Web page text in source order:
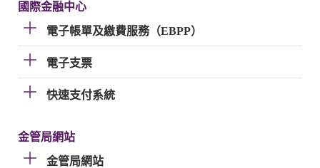
國際金融中心
電子帳單及繳費服務（EBPP）
電子支票
快速支付系統
金管局網站
金管局網站